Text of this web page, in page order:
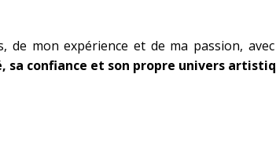
de mon expérience et de ma passion,
confiance et son propre univers